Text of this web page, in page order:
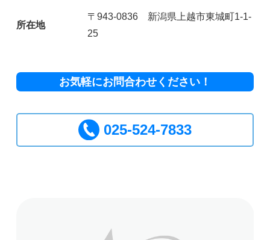
所在地
〒943-0836 新潟県上越市東城町1-1-
25
お気軽にお問合わせください！
025-524-7833